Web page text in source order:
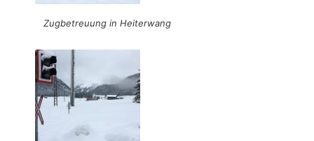
Zugbetreuung in Heiterwang